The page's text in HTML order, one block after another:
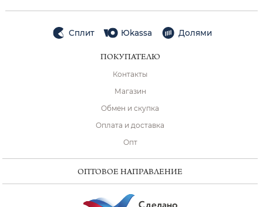
Сплит Юkassa Долями
ПОКУПАТЕЛЮ
Контакты
Магазин
Обмен и скупка
Оплата и доставка
Опт
ОПТОВОЕ НАПРАВЛЕНИЕ